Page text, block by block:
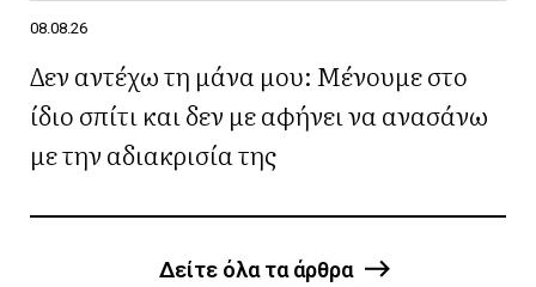
08.08.26
Δεν αντέχω τη μάνα μου: Μένουμε στο
ίδιο σπίτι και δεν με αφήνει να ανασάνω
με την αδιακρισία της
Δείτε όλα τα άρθρα